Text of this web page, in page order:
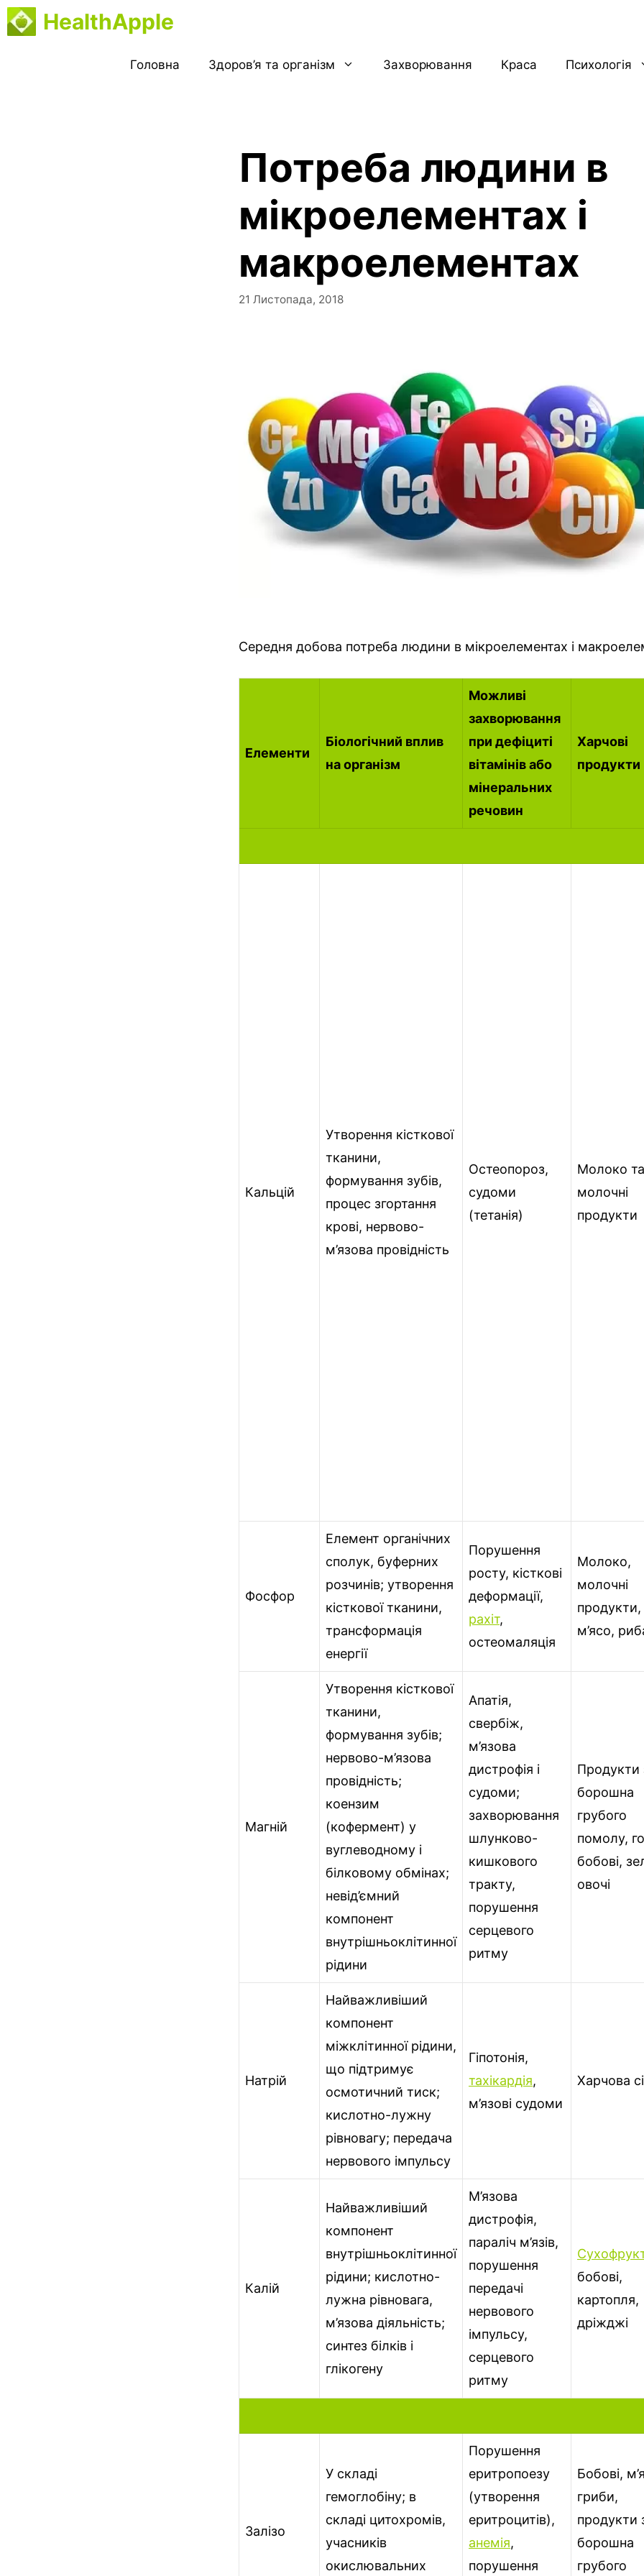
Перейти
до
HealthApple
Головна Здоров’я та організм Захворювання Краса Психологія
Потреба людини в
мікроелементах і
макроелементах
21 Листопада, 2018
Середня добова потреба людини в мікроелементах і
Елементи
Біологічний вплив
на організм
Можливі
захворювання
при дефіциті
вітамінів або
мінеральних
речовин
Харчові
продукти
Кальцій
Утворення кісткової
тканини,
формування зубів,
процес згортання
крові, нервово-
м’язова провідність
Остеопороз,
судоми
(тетанія)
Молоко та
молочні
продукти
Фосфор
Елемент органічних
сполук, буферних
розчинів; утворення
кісткової тканини,
трансформація
енергії
Порушення
росту, кісткові
деформації,
рахіт,
остеомаляція
Молоко,
молочні
продукти,
м’ясо,
Магній
Утворення кісткової
тканини,
формування зубів;
нервово-м’язова
провідність;
коензим
(кофермент) у
вуглеводному і
білковому обмінах;
невід’ємний
компонент
внутрішньоклітинної
рідини
Апатія,
свербіж,
м’язова
дистрофія і
судоми;
захворювання
шлунково-
кишкового
тракту,
порушення
серцевого
ритму
Продукти
борошна
грубого
помолу,
бобові,
овочі
Натрій
Найважливіший
компонент
міжклітинної рідини,
що підтримує
осмотичний тиск;
кислотно-лужну
рівновагу; передача
нервового імпульсу
Гіпотонія,
тахікардія,
м’язові судоми
Харчова
Калій
Найважливіший
компонент
внутрішньоклітинної
рідини; кислотно-
лужна рівновага,
м’язова діяльність;
синтез білків і
глікогену
М’язова
дистрофія,
параліч м’язів,
порушення
передачі
нервового
імпульсу,
серцевого
ритму
бобові,
картопля,
дріжджі
Залізо
У складі
гемоглобіну; в
складі цитохромів,
учасників
окислювальних
Порушення
еритропоезу
(утворення
еритроцитів),
анемія,
порушення
Бобові,
гриби,
продукти
борошна
грубого